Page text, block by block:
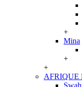
+
Mina
+
+
AFRIQUE